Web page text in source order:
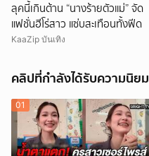
ลุคนี้เกินต้าน “นางร้ายตัวแม่” จัด
แฟชั่นฮีโร่สาว แซ่บสะเทือนทั้งฟีด
KaaZip บันเทิง
คลิปที่กำลังได้รับความนิยม
01